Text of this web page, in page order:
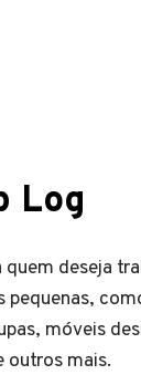
Log
deseja
pequenas,
móveis
outros mais.